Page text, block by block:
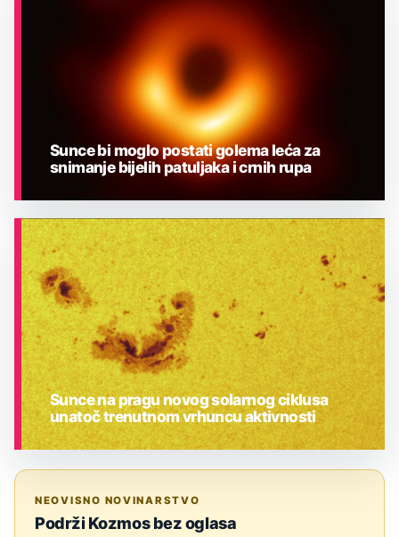
ASTRONOMIJA
Sunce bi moglo postati golema leća za
snimanje bijelih patuljaka i crnih rupa
Sunce na pragu novog solarnog ciklusa
unatoč trenutnom vrhuncu aktivnosti
NEOVISNO NOVINARSTVO
Podrži Kozmos bez oglasa